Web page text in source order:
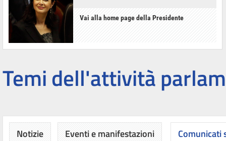
Vai alla home page della Presidente
Temi dell'attività
Notizie Eventi e manifestazioni Comunicati